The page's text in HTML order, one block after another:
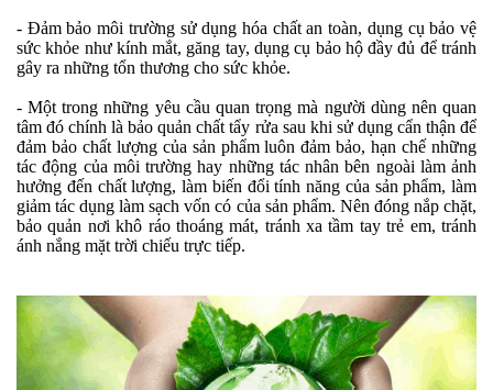
- Đảm bảo môi trường sử dụng hóa chất an toàn, dụng cụ bảo vệ
sức khỏe như kính mắt, găng tay, dụng cụ bảo hộ đầy đủ để tránh
gây ra những tổn thương cho sức khỏe.
- Một trong những yêu cầu quan trọng mà người dùng nên quan
tâm đó chính là bảo quản chất tẩy rửa sau khi sử dụng cẩn thận để
đảm bảo chất lượng của sản phẩm luôn đảm bảo, hạn chế những
tác động của môi trường hay những tác nhân bên ngoài làm ảnh
hưởng đến chất lượng, làm biến đổi tính năng của sản phẩm, làm
giảm tác dụng làm sạch vốn có của sản phẩm. Nên đóng nắp chặt,
bảo quản nơi khô ráo thoáng mát, tránh xa tầm tay trẻ em, tránh
ánh nắng mặt trời chiếu trực tiếp.